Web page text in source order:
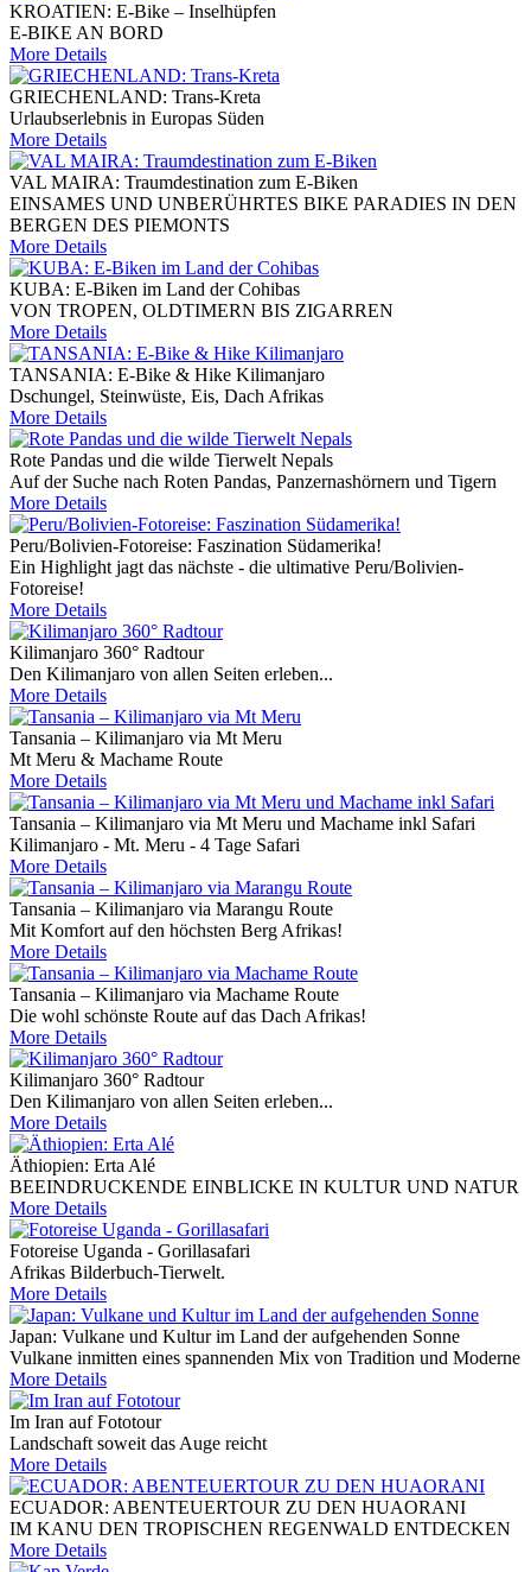
KROATIEN: E-Bike – Inselhüpfen
E-BIKE AN BORD
More Details
GRIECHENLAND: Trans-Kreta
Urlaubserlebnis in Europas Süden
More Details
VAL MAIRA: Traumdestination zum E-Biken
EINSAMES UND UNBERÜHRTES BIKE PARADIES IN DEN
BERGEN DES PIEMONTS
More Details
KUBA: E-Biken im Land der Cohibas
VON TROPEN, OLDTIMERN BIS ZIGARREN
More Details
TANSANIA: E-Bike & Hike Kilimanjaro
Dschungel, Steinwüste, Eis, Dach Afrikas
More Details
Rote Pandas und die wilde Tierwelt Nepals
Auf der Suche nach Roten Pandas, Panzernashörnern und Tigern
More Details
Peru/Bolivien-Fotoreise: Faszination Südamerika!
Ein Highlight jagt das nächste - die ultimative Peru/Bolivien-
Fotoreise!
More Details
Kilimanjaro 360° Radtour
Den Kilimanjaro von allen Seiten erleben...
More Details
Tansania – Kilimanjaro via Mt Meru
Mt Meru & Machame Route
More Details
Tansania – Kilimanjaro via Mt Meru und Machame inkl Safari
Kilimanjaro - Mt. Meru - 4 Tage Safari
More Details
Tansania – Kilimanjaro via Marangu Route
Mit Komfort auf den höchsten Berg Afrikas!
More Details
Tansania – Kilimanjaro via Machame Route
Die wohl schönste Route auf das Dach Afrikas!
More Details
Kilimanjaro 360° Radtour
Den Kilimanjaro von allen Seiten erleben...
More Details
Äthiopien: Erta Alé
BEEINDRUCKENDE EINBLICKE IN KULTUR UND NATUR
More Details
Fotoreise Uganda - Gorillasafari
Afrikas Bilderbuch-Tierwelt.
More Details
Japan: Vulkane und Kultur im Land der aufgehenden Sonne
Vulkane inmitten eines spannenden Mix von Tradition und Moderne
More Details
Im Iran auf Fototour
Landschaft soweit das Auge reicht
More Details
ECUADOR: ABENTEUERTOUR ZU DEN HUAORANI
IM KANU DEN TROPISCHEN REGENWALD ENTDECKEN
More Details